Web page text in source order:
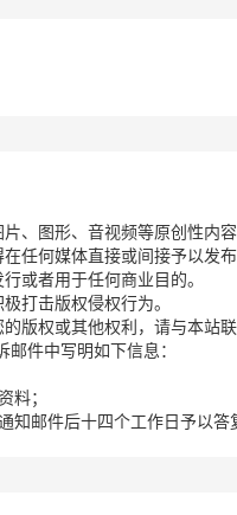
、图形、音视频等原创性内
任何媒体直接或间接予以发
或者用于任何商业目的。
打击版权侵权行为。
版权或其他权利，请与本站
件中写明如下信息：
料；
知邮件后十四个工作日予以答